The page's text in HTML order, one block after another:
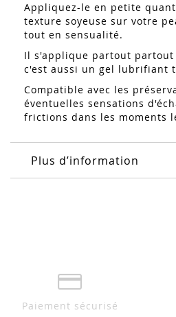
Appliquez-le en petite
texture soyeuse sur votre
tout en sensualité.
Il s'applique partout
c'est aussi un gel lubrifiant
Compatible avec les
éventuelles sensations
frictions dans les moments
Plus d’information
Paiement sécurisé